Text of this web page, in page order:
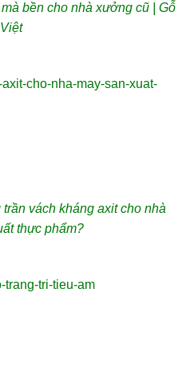
bền cho nhà xưởng cũ | Gỗ
Việt
vách kháng axit cho nhà
thực phẩm?